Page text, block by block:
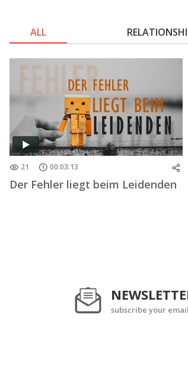
ALL
21 00:03:13
Der Fehler liegt beim Leidenden
subscribe your